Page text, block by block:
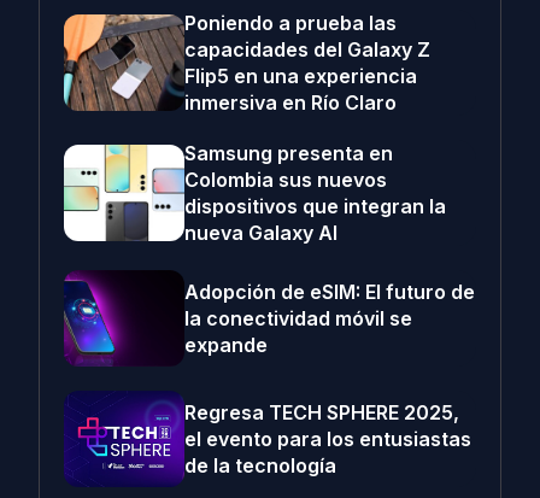
Poniendo a prueba las
capacidades del Galaxy Z
Flip5 en una experiencia
inmersiva en Río Claro
Samsung presenta en
Colombia sus nuevos
dispositivos que integran la
nueva Galaxy AI
Adopción de eSIM: El futuro de
la conectividad móvil se
expande
Regresa TECH SPHERE 2025,
el evento para los entusiastas
de la tecnología